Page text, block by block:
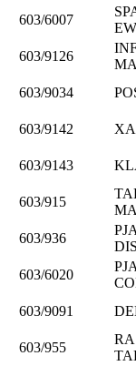
603/6007
603/9126
603/9034
603/9142
603/9143
603/915
603/936
603/6020
603/9091
603/955